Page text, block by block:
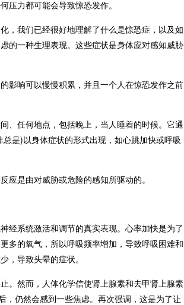
压力都可能会导致惊恐发作。
，我们已经很好地理解了什么是惊恐症，以及如
的一种生理表现。这些症状是身体应对感知威胁
影响可以慢慢积累，并且一个人在惊恐发作之前
、任何地点，包括晚上，当人睡着的时候。它通
是)以身体症状的形式出现，如心跳加快或呼吸
应是由对威胁或危险的感知所驱动的。
经系统激活和调节的真实表现。心率加快是为了
多的氧气，所以呼吸频率增加，导致呼吸困难和
，导致头晕的症状。
。然而，人体化学信使肾上腺素和去甲肾上腺素
，仍然会感到一些焦虑。再次强调，这是为了让